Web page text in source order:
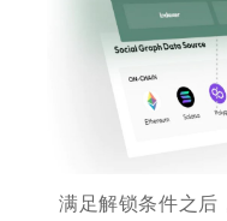
满足解锁条件之后